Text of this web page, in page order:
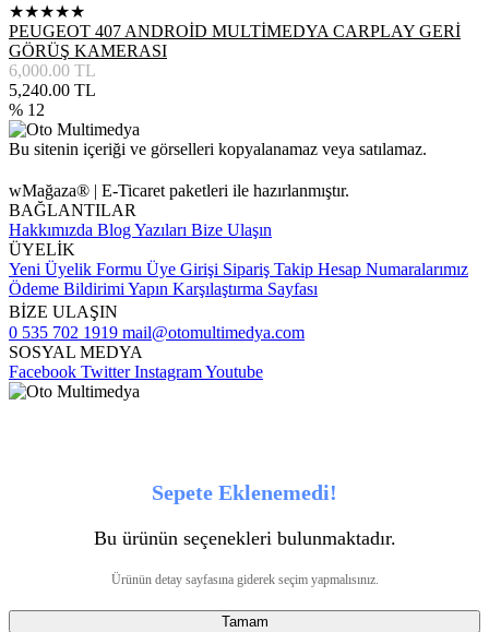
★★★★★
PEUGEOT 407 ANDROİD MULTİMEDYA CARPLAY GERİ
GÖRÜŞ KAMERASI
6,000.00 TL
5,240.00 TL
% 12
Bu sitenin içeriği ve görselleri kopyalanamaz veya satılamaz.
wMağaza® | E-Ticaret paketleri ile hazırlanmıştır.
BAĞLANTILAR
Hakkımızda Blog Yazıları Bize Ulaşın
ÜYELİK
Yeni Üyelik Formu Üye Girişi Sipariş Takip Hesap Numaralarımız
Ödeme Bildirimi Yapın Karşılaştırma Sayfası
BİZE ULAŞIN
0 535 702 1919 mail@otomultimedya.com
SOSYAL MEDYA
Facebook TwitterInstagramYoutube
Sepete Eklenemedi!
Bu ürünün seçenekleri bulunmaktadır.
Ürünün detay sayfasına giderek seçim yapmalısınız.
Tamam